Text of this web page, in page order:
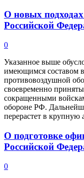
О новых
Российской
0
Указанное выше
имеющимся составом
противовоздушной
своевременно
сокращенными
обороне РФ.
перерастет в крупную
О подготовке
Российской
0